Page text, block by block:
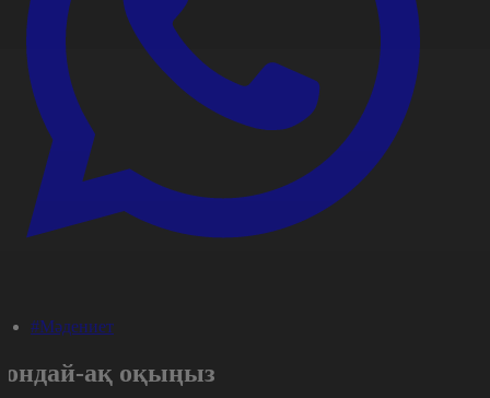
#Мәдениет
ақ оқыңыз